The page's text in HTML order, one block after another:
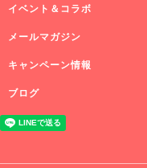
イベント＆コラボ
メールマガジン
キャンペーン情報
ブログ